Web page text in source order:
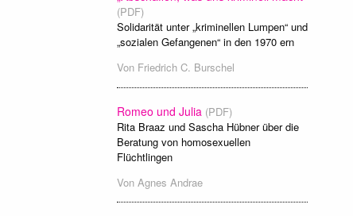
(PDF)
Solidarität unter „kriminellen Lumpen“ und
„sozialen Gefangenen“ in den 1970 ern
Von Friedrich C. Burschel
Romeo und Julia (PDF)
Rita Braaz und Sascha Hübner über die
Beratung von homosexuellen
Flüchtlingen
Von Agnes Andrae